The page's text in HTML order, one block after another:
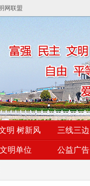
网联盟
明 树新风 三线三边
文明单位 公益广告